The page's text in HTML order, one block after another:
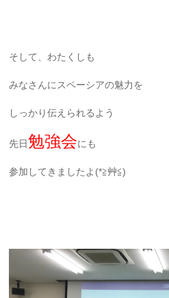
そして、わたくしも
みなさんにスペーシアの魅力を
しっかり伝えられるよう
先日勉強会にも
参加してきましたよ(*≧艸≦)